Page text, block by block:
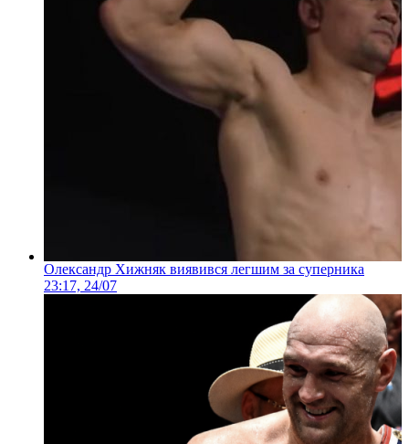
Олександр Хижняк виявився легшим за суперника
23:17, 24/07